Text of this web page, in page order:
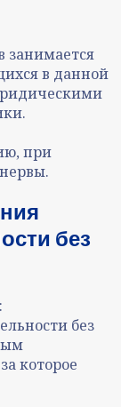
занимается
в данной
при
без
без
которое